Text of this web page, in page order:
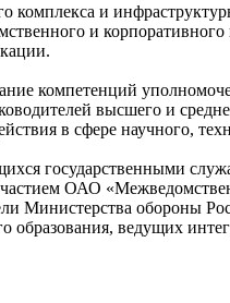
комплекса и
и корпоративного
компетенций
высшего и
в сфере научного,
государственными
ОАО
Министерства обороны
образования, ведущих